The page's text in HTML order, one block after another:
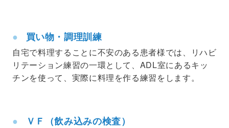
買い物・調理訓練
自宅で料理することに不安のある患者様では、リハビ
リテーション練習の一環として、ADL室にあるキッ
チンを使って、実際に料理を作る練習をします。
ＶＦ（飲み込みの検査）